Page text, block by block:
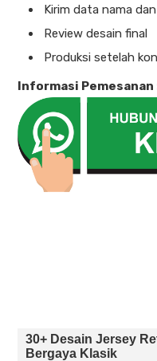
Kirim data nama
Review desain final
Produksi setelah
Informasi Pemesanan
30+ Desain Jersey
Bergaya Klasik